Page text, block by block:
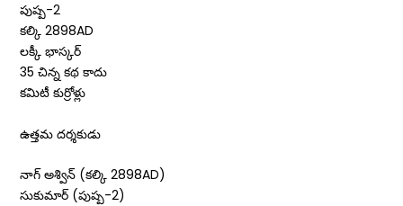
పుష్ప-2
కల్కి 2898AD
లక్కీ భాస్కర్‌
35 చిన్న కథ కాదు
కమిటీ కుర్రోళ్లు
ఉత్తమ దర్శకుడు
నాగ్‌ అశ్విన్‌ (కల్కి 2898AD)
సుకుమార్‌ (పుష్ప-2)